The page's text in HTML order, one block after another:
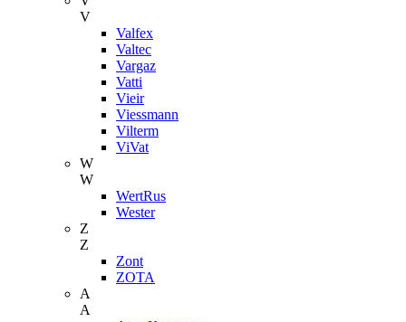
V
Valfex
Valtec
Vargaz
Vatti
Vieir
Viessmann
Vilterm
ViVat
W
W
WertRus
Wester
Z
Z
Zont
ZOTA
А
А